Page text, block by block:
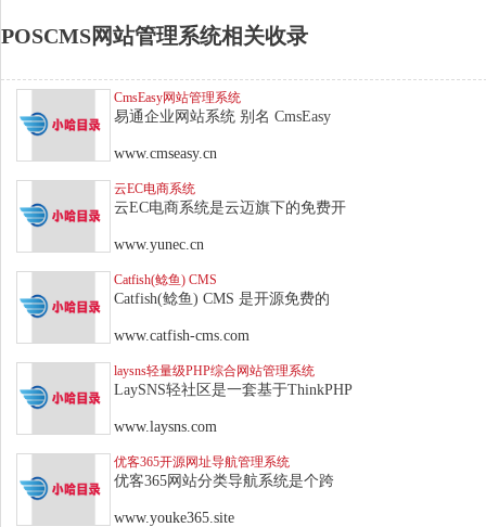
POSCMS网站管理系统相关收录
CmsEasy网站管理系统
易通企业网站系统 别名 CmsEasy
www.cmseasy.cn
云EC电商系统
云EC电商系统是云迈旗下的免费开
www.yunec.cn
Catfish(鲶鱼) CMS
Catfish(鲶鱼) CMS 是开源免费的
www.catfish-cms.com
laysns轻量级PHP综合网站管理系统
LaySNS轻社区是一套基于ThinkPHP
www.laysns.com
优客365开源网址导航管理系统
优客365网站分类导航系统是个跨
www.youke365.site